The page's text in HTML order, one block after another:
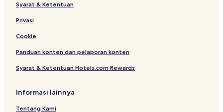
Syarat & Ketentuan
Privasi
Cookie
Panduan konten dan pelaporan konten
Syarat & Ketentuan Hotels.com Rewards
Informasi lainnya
Tentang Kami